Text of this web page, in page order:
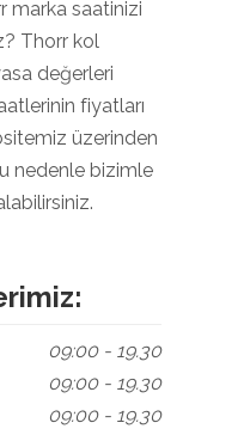
marka saatinizi
Thorr kol
değerleri
fiyatları
üzerinden
nedenle bizimle
09:00 - 19.30
09:00 - 19.30
09:00 - 19.30